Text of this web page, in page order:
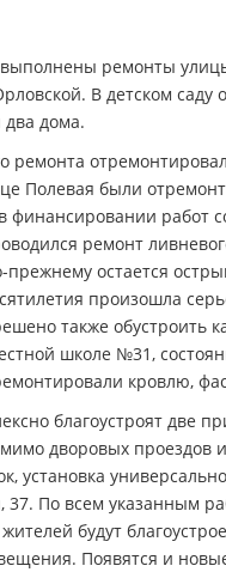
ремонты
В детском
два дома.
ремонта
Полевая были
финансировании работ
ремонт
остается
произошла
также
школе №31,
кровлю,
благоустроят две
дворовых проездов
установка
37. По всем указанным
будут
Появятся и